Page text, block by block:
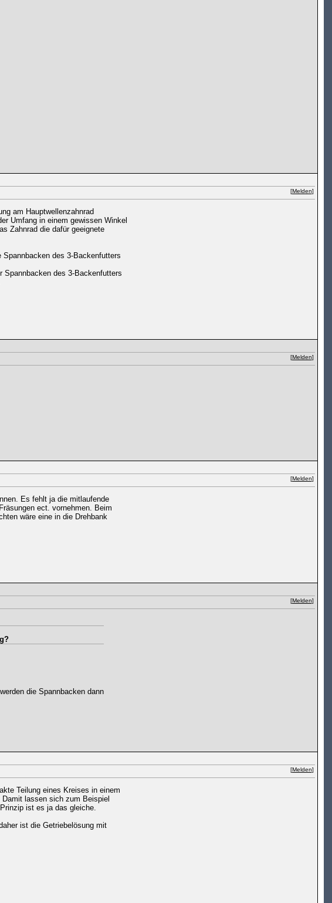
[Melden]
am Hauptwellenzahnrad
Umfang in einem gewissen Winkel
Zahnrad die dafür geeignete
des 3-Backenfutters
Spannbacken des 3-Backenfutters
[Melden]
[Melden]
Es fehlt ja die mitlaufende
ect. vornehmen. Beim
wäre eine in die Drehbank
[Melden]
die Spannbacken dann
[Melden]
Teilung eines Kreises in einem
lassen sich zum Beispiel
ist es ja das gleiche.
ist die Getriebelösung mit